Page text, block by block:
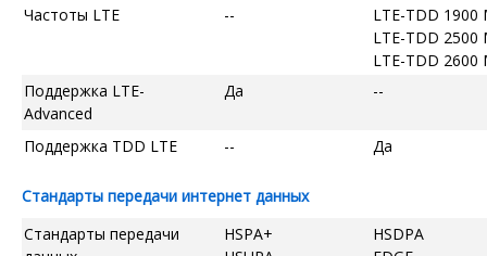
Частоты LTE
--
LTE-TDD 1900
LTE-TDD 2500
LTE-TDD 2600
Поддержка LTE-
Advanced
Да --
Поддержка TDD LTE -- Да
Стандарты передачи интернет данных
Стандарты передачи
HSPA+
HSDPA